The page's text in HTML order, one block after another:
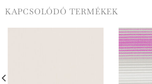
KAPCSOLÓDÓ TERMÉKEK